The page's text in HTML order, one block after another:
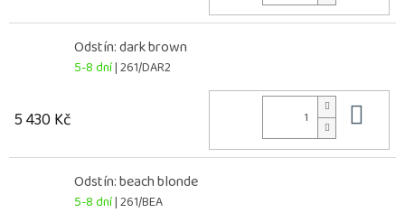
Odstín: dark brown
5-8 dní| 261/DAR2
5 430 Kč
Odstín: beach blonde
5-8 dní| 261/BEA